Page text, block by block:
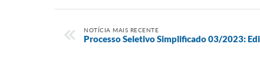
NOTÍCIA MAIS RECENTE
Processo Seletivo Simplificado 03/2023: